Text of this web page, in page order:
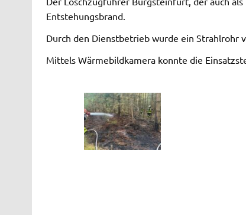
Entstehungsbrand.
Durch den Dienstbetrieb wurde ein Strahlrohr
Mittels Wärmebildkamera konnte die